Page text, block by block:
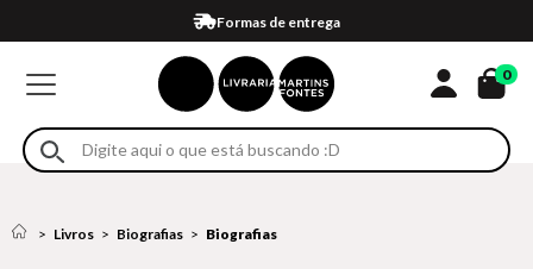
Formas de entrega
Compra 100% segura
Em até 4x sem juros no cartão*
Retire na loja
Eventos
0
Livros Biografias Biografias